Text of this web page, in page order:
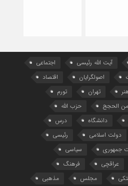
آیت الله رئیسی
اجتماعی
اصولگرایان
اقتصاد
تهران
تورم
الحجج
حزب الله
دانشگاه
درس
دولت اسلامی
رئیسی
جمهوری
سیاسی
عراقچی
فرهنگ
مجلس مذهبی